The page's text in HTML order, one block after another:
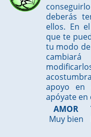
deberás
ellos. En
que te
tu modo
apoyo en
apóyate en
AMOR
Muy bien